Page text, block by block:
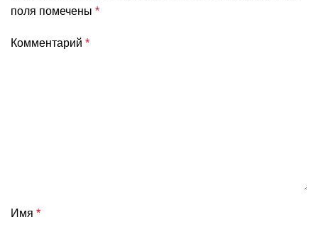
поля помечены *
Комментарий *
Имя *